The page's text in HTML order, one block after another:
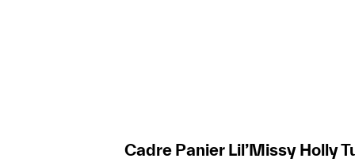
Cadre Panier Lil’Missy Holly